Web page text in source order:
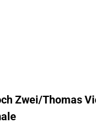
Zwei/Thomas